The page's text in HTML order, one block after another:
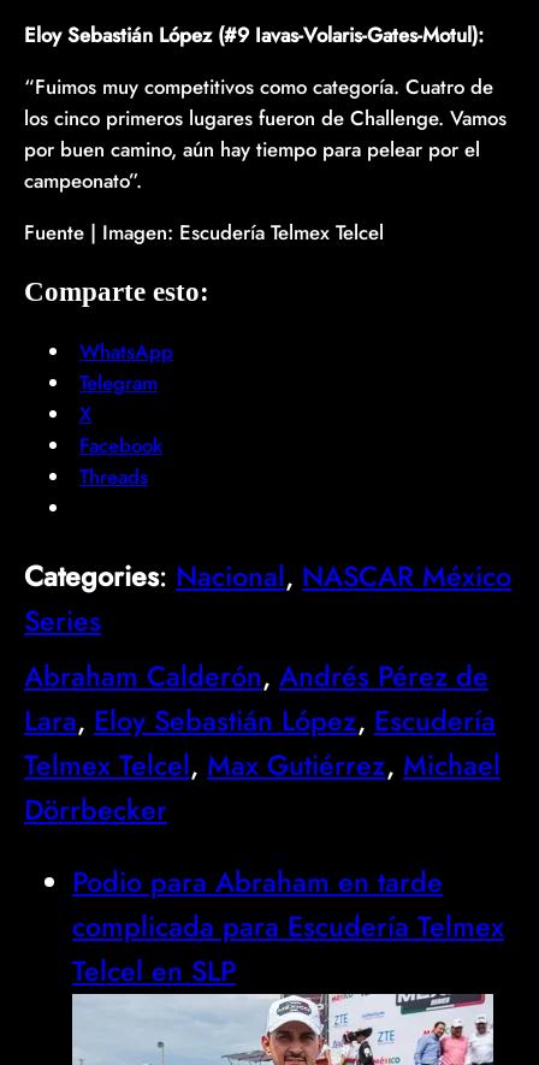
Eloy Sebastián López (#9 Iavas-Volaris-Gates-Motul):
“Fuimos muy competitivos como categoría. Cuatro de
los cinco primeros lugares fueron de Challenge. Vamos
por buen camino, aún hay tiempo para pelear por el
campeonato”.
Fuente | Imagen: Escudería Telmex Telcel
Comparte esto:
WhatsApp
Telegram
X
Facebook
Threads
Categories: Nacional, NASCAR México
Series
Abraham Calderón, Andrés Pérez de
Lara, Eloy Sebastián López, Escudería
Telmex Telcel, Max Gutiérrez, Michael
Dörrbecker
Podio para Abraham en tarde
complicada para Escudería Telmex
Telcel en SLP